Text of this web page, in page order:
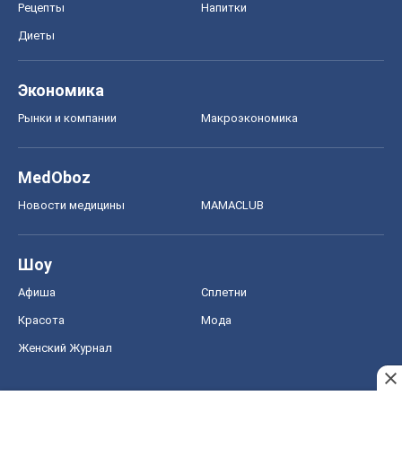
Рецепты Напитки
Диеты
Экономика
Рынки и компании Mакроэкономика
MedOboz
Новости медицины MAMACLUB
Шоу
Афиша Сплетни
Красота Мода
Женский Журнал